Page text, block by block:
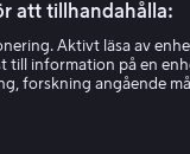
att tillhandahålla:
Aktivt läsa av
till information på en
forskning angående